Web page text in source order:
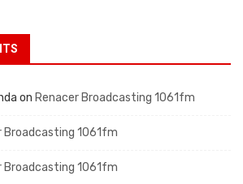
on Renacer Broadcasting 1061fm
Broadcasting 1061fm
Broadcasting 1061fm